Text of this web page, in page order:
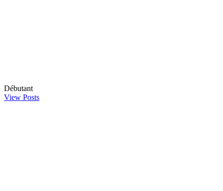
Débutant
View Posts